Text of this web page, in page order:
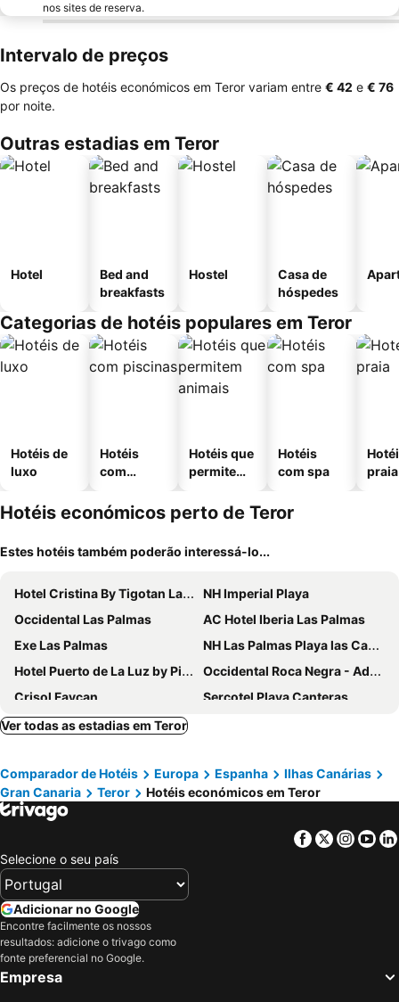
nos sites de reserva.
Intervalo de preços
Os preços de hotéis económicos em Teror variam entre ‎€ 42 e ‎€ 76
por noite.
Outras estadias em Teror
Hotel
Bed and
breakfasts
Hostel
Casa de
hóspedes
Categorias de hotéis populares em Teror
Hotéis de
luxo
Hotéis
com
Hotéis que
permitem
Hotéis
com spa
praia
Hotéis económicos perto de Teror
Estes hotéis também poderão interessá-lo...
Hotel Cristina By Tigotan Las Palmas - Adults Only +16
NH Imperial Playa
Occidental Las Palmas
AC Hotel Iberia Las Palmas
Exe Las Palmas
NH Las Palmas Playa las Canteras
Hotel Puerto de La Luz by Pierre & Vacances
Occidental Roca Negra - Adults Only
Crisol Faycan
Sercotel Playa Canteras
AC Hotel Gran Canaria
HD Acuario Lifestyle
Hotel LIVVO Lumm
Bull Astoria
Hotel LIVVO Fataga
Occidental Las Canteras
Hotel Puerto de Las Nieves
URBANSEA Atlanta
Hotel Aloe Canteras
Hotel Pujol
Hotel Verol
Valtisya House Pool & Airport
Hotel Escuela Santa Brígida
Ver todas as estadias em Teror
Comparador de Hotéis Europa Espanha
Ilhas Canárias
Gran Canaria
Teror Hotéis económicos em Teror
Facebook
Twitter
Selecione o seu país
Adicionar no Google
Encontre facilmente os nossos
resultados: adicione o trivago como
fonte preferencial no Google.
Empresa